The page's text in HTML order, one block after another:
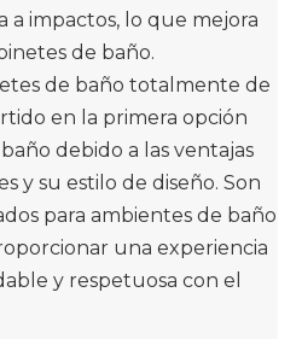
a impactos, lo que mejora
de baño.
de baño totalmente de
en la primera opción
debido a las ventajas
y su estilo de diseño. Son
para ambientes de baño
una experiencia
y respetuosa con el